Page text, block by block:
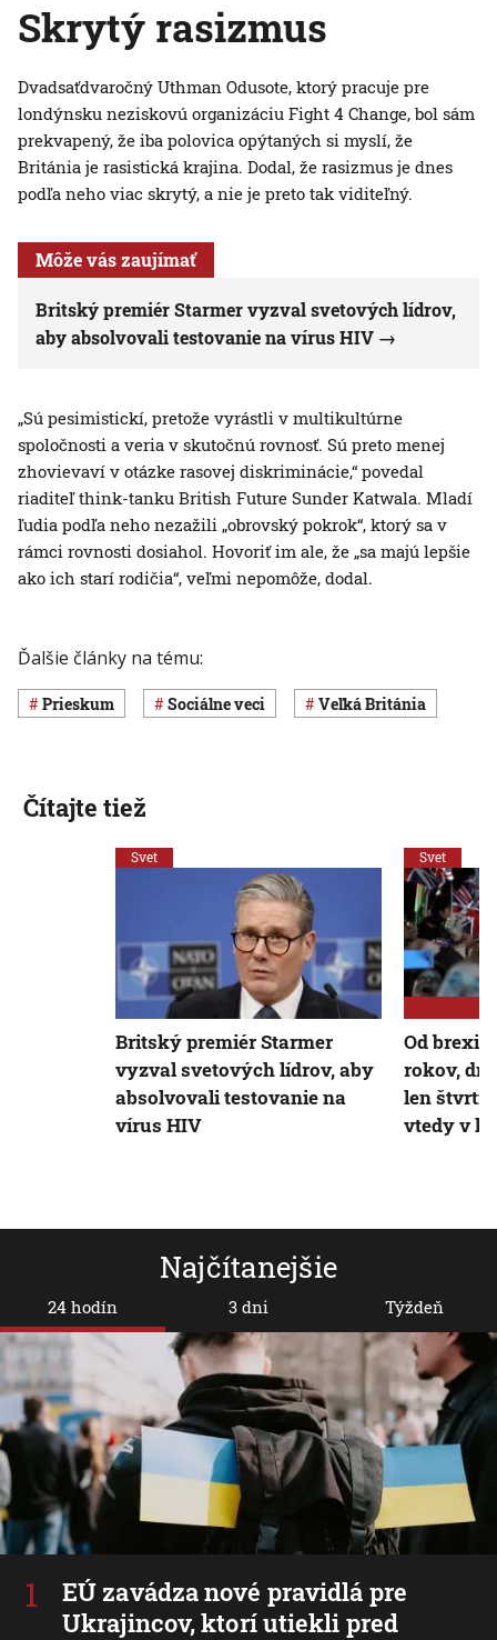
Skrytý rasizmus
Dvadsaťdvaročný Uthman Odusote, ktorý pracuje pre
londýnsku neziskovú organizáciu Fight 4 Change, bol sám
prekvapený, že iba polovica opýtaných si myslí, že
Británia je rasistická krajina. Dodal, že rasizmus je dnes
podľa neho viac skrytý, a nie je preto tak viditeľný.
Môže vás zaujímať
Britský premiér Starmer vyzval svetových lídrov,
aby absolvovali testovanie na vírus HIV
„Sú pesimistickí, pretože vyrástli v multikultúrne
spoločnosti a veria v skutočnú rovnosť. Sú preto menej
zhovievaví v otázke rasovej diskriminácie,“ povedal
riaditeľ think-tanku British Future Sunder Katwala. Mladí
ľudia podľa neho nezažili „obrovský pokrok“, ktorý sa v
rámci rovnosti dosiahol. Hovoriť im ale, že „sa majú lepšie
ako ich starí rodičia“, veľmi nepomôže, dodal.
Ďalšie články na tému:
prieskum Sociálne veci Veľká Británia
Najčítanejšie
24 hodín
EÚ zavádza nové pravidlá pre
Ukrajincov, ktorí utiekli pred
3 dni Týždeň
Čítajte tiež
Svet
Britský premiér Starmer
vyzval svetových lídrov, aby
absolvovali testovanie na
vírus HIV
Svet
Od
rokov,
len
vtedy v